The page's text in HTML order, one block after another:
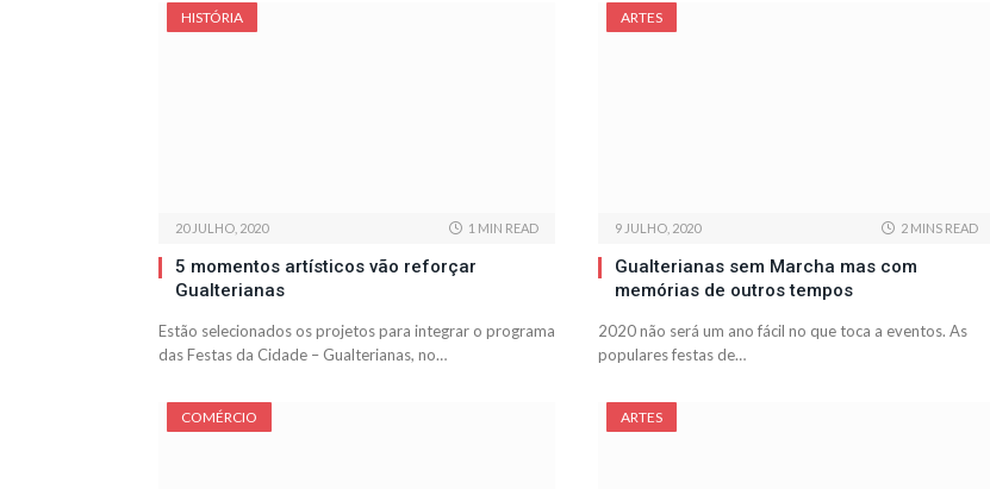
HISTÓRIA
20 JULHO, 2020 1 MIN READ
5 momentos artísticos vão reforçar
Gualterianas
Estão selecionados os projetos para integrar o programa
das Festas da Cidade – Gualterianas, no…
ARTES
9 JULHO, 2020 2 MINS READ
Gualterianas sem Marcha mas com
memórias de outros tempos
2020 não será um ano fácil no que toca a eventos. As
populares festas de…
COMÉRCIO ARTES